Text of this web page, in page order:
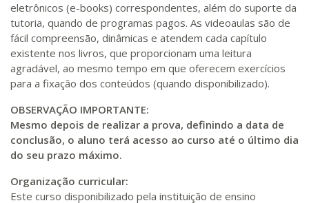
eletrônicos (e-books) correspondentes, além do suporte da
tutoria, quando de programas pagos. As videoaulas são de
fácil compreensão, dinâmicas e atendem cada capítulo
existente nos livros, que proporcionam uma leitura
agradável, ao mesmo tempo em que oferecem exercícios
para a fixação dos conteúdos (quando disponibilizado).
OBSERVAÇÃO IMPORTANTE:
Mesmo depois de realizar a prova, definindo a data de
conclusão, o aluno terá acesso ao curso até o último dia
do seu prazo máximo.
Organização curricular:
Este curso disponibilizado pela instituição de ensino